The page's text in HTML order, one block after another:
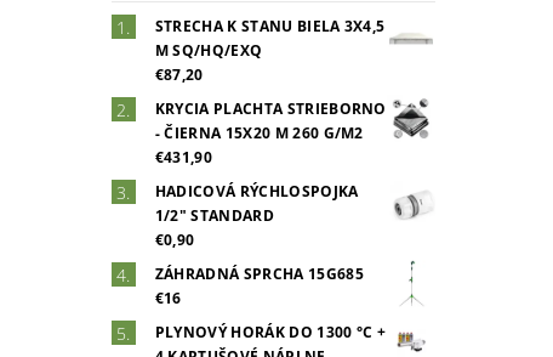
STRECHA K STANU BIELA 3X4,5
M SQ/HQ/EXQ
€87,20
KRYCIA PLACHTA STRIEBORNO
- ČIERNA 15X20 M 260 G/M2
€431,90
HADICOVÁ RÝCHLOSPOJKA
1/2" STANDARD
€0,90
ZÁHRADNÁ SPRCHA 15G685
€16
PLYNOVÝ HORÁK DO 1300 °C +